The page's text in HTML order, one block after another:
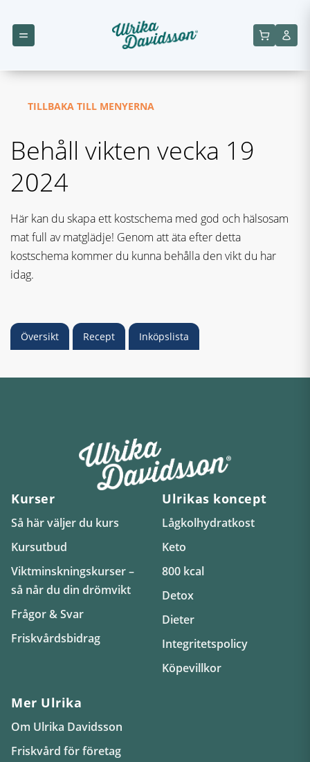
TILLBAKA TILL MENYERNA
Behåll vikten vecka 19
2024
Här kan du skapa ett kostschema med god och hälsosam
mat full av matglädje! Genom att äta efter detta
kostschema kommer du kunna behålla den vikt du har
idag.
Översikt Recept Inköpslista
Kurser
Så här väljer du kurs
Kursutbud
Viktminskningskurser –
så når du din drömvikt
Frågor & Svar
Friskvårdsbidrag
Ulrikas koncept
Lågkolhydratkost
Keto
800 kcal
Detox
Dieter
Integritetspolicy
Köpevillkor
Mer Ulrika
Om Ulrika Davidsson
Friskvård för företag